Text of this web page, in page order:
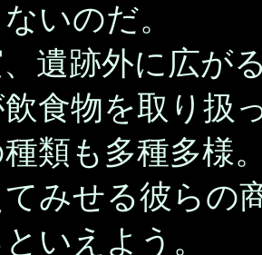
いのだ。
遺跡外に広が
食物を取り扱
類も多種多様
みせる彼らの
いえよう。